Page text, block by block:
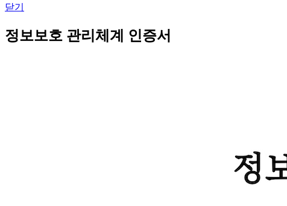
닫기
정보보호 관리체계 인증서